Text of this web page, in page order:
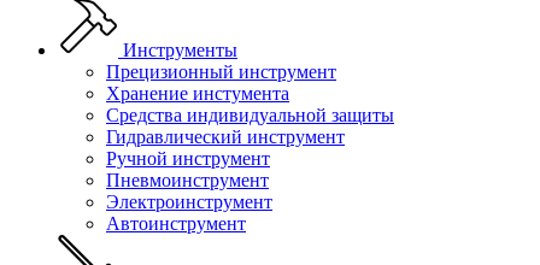
Инструменты
Прецизионный инструмент
Хранение инстумента
Средства индивидуальной защиты
Гидравлический инструмент
Ручной инструмент
Пневмоинструмент
Электроинструмент
Автоинструмент